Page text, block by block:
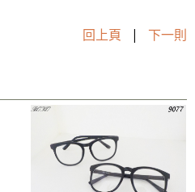
回上頁 | 下一則